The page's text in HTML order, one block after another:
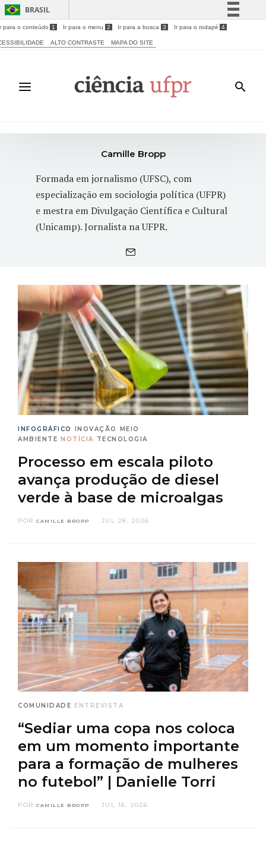
BRASIL
Simplifique!
Acesso à informação
Legislação
para o conteúdo 1 Ir para o menu 2 Ir para a busca 3 Ir para o rodapé 4
ALTO CONTRASTE MAPA DO SITE
Camille Bropp
Formada em jornalismo (UFSC), com
especialização em sociologia política (UFPR)
e mestra em Divulgação Científica e Cultural
(Unicamp). Jornalista na UFPR.
INFOGRÁFICO INOVAÇÃO
MEIO
AMBIENTE NOTÍCIA TECNOLOGIA
Processo em escala piloto
avança produção de diesel
verde à base de microalgas
POR CAMILLE BROPP JUL 28, 2026
COMUNIDADE ENTREVISTA
“Sediar uma copa nos coloca
em um momento importante
para a formação de mulheres
no futebol” | Danielle Torri
POR CAMILLE BROPP JUL 16, 2026